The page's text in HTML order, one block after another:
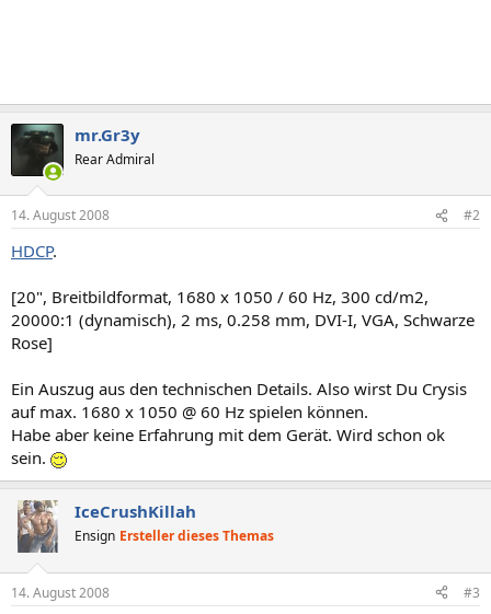
mr.Gr3y
Rear Admiral
14. August 2008 #2
HDCP.
[20", Breitbildformat, 1680 x 1050 / 60 Hz, 300 cd/m2,
20000:1 (dynamisch), 2 ms, 0.258 mm, DVI-I, VGA, Schwarze
Rose]
Ein Auszug aus den technischen Details. Also wirst Du Crysis
auf max. 1680 x 1050 @ 60 Hz spielen können.
Habe aber keine Erfahrung mit dem Gerät. Wird schon ok
sein.
IceCrushKillah
Ensign Ersteller dieses Themas
14. August 2008 #3